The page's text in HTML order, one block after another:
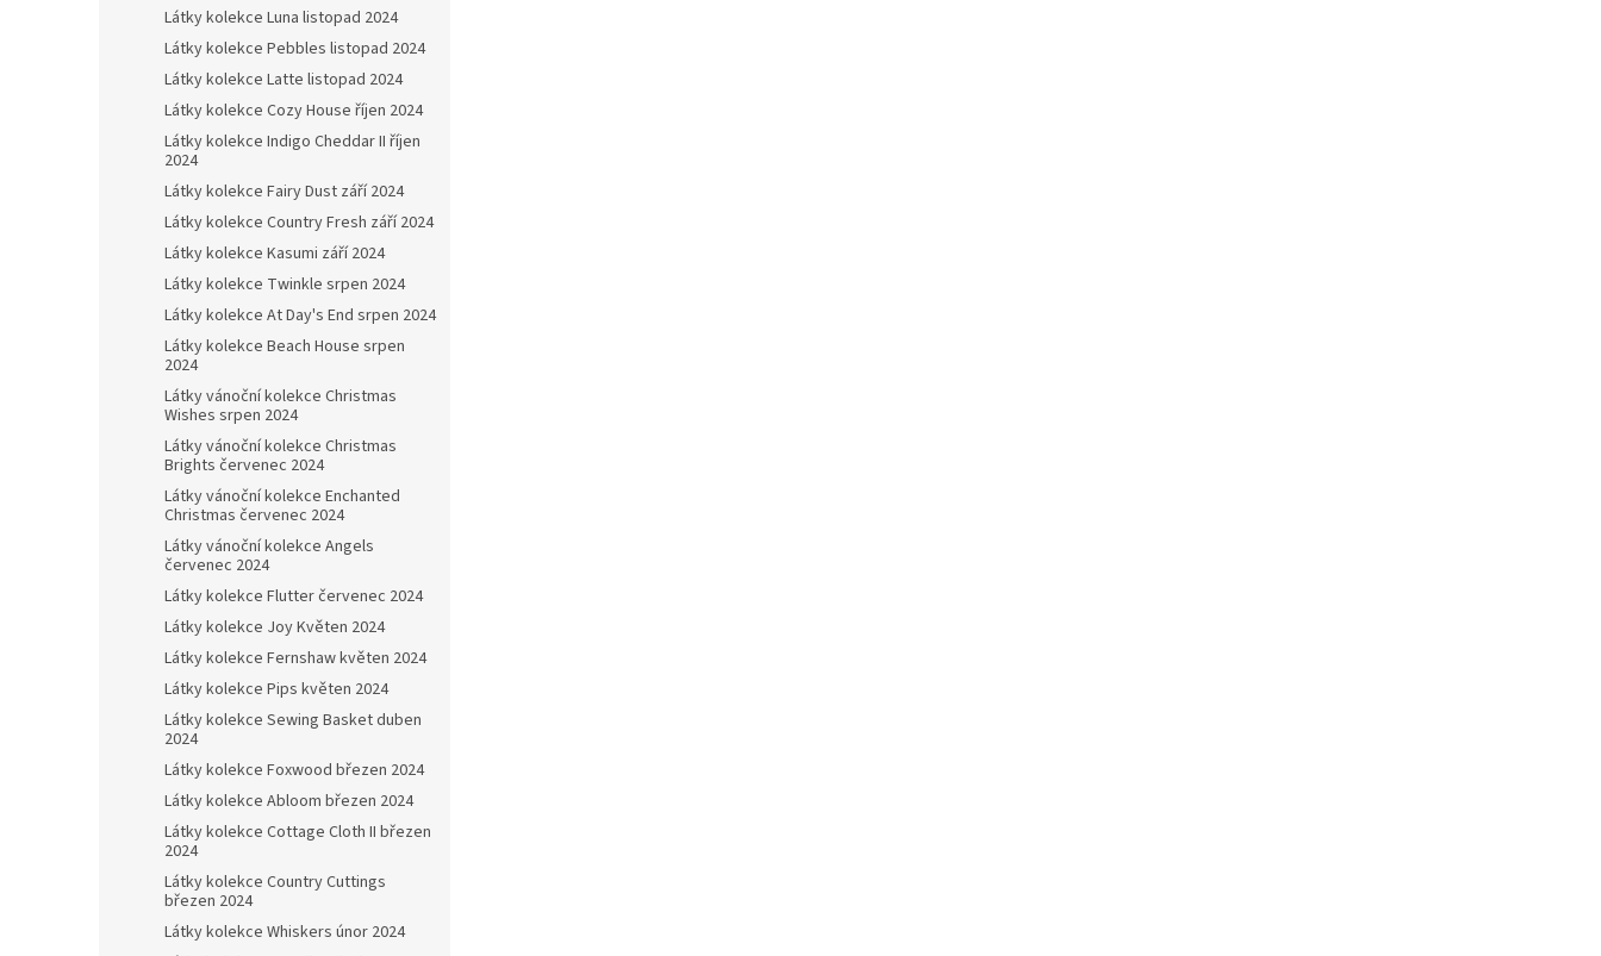
Látky kolekce Luna listopad 2024
Látky kolekce Pebbles listopad 2024
Látky kolekce Latte listopad 2024
Látky kolekce Cozy House říjen 2024
Látky kolekce Indigo Cheddar II říjen
2024
Látky kolekce Fairy Dust září 2024
Látky kolekce Country Fresh září 2024
Látky kolekce Kasumi září 2024
Látky kolekce Twinkle srpen 2024
Látky kolekce At Day's End srpen 2024
Látky kolekce Beach House srpen
2024
Látky vánoční kolekce Christmas
Wishes srpen 2024
Látky vánoční kolekce Christmas
Brights červenec 2024
Látky vánoční kolekce Enchanted
Christmas červenec 2024
Látky vánoční kolekce Angels
červenec 2024
Látky kolekce Flutter červenec 2024
Látky kolekce Joy Květen 2024
Látky kolekce Fernshaw květen 2024
Látky kolekce Pips květen 2024
Látky kolekce Sewing Basket duben
2024
Látky kolekce Foxwood březen 2024
Látky kolekce Abloom březen 2024
Látky kolekce Cottage Cloth II březen
2024
Látky kolekce Country Cuttings
březen 2024
Látky kolekce Whiskers únor 2024